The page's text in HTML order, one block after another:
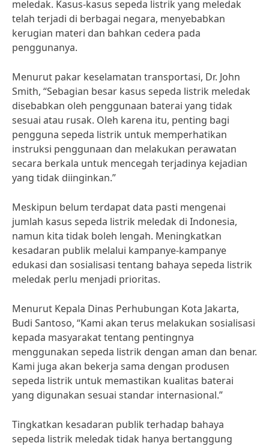
meledak. Kasus-kasus sepeda listrik yang meledak
telah terjadi di berbagai negara, menyebabkan
kerugian materi dan bahkan cedera pada
penggunanya.
Menurut pakar keselamatan transportasi, Dr. John
Smith, “Sebagian besar kasus sepeda listrik meledak
disebabkan oleh penggunaan baterai yang tidak
sesuai atau rusak. Oleh karena itu, penting bagi
pengguna sepeda listrik untuk memperhatikan
instruksi penggunaan dan melakukan perawatan
secara berkala untuk mencegah terjadinya kejadian
yang tidak diinginkan.”
Meskipun belum terdapat data pasti mengenai
jumlah kasus sepeda listrik meledak di Indonesia,
namun kita tidak boleh lengah. Meningkatkan
kesadaran publik melalui kampanye-kampanye
edukasi dan sosialisasi tentang bahaya sepeda listrik
meledak perlu menjadi prioritas.
Menurut Kepala Dinas Perhubungan Kota Jakarta,
Budi Santoso, “Kami akan terus melakukan sosialisasi
kepada masyarakat tentang pentingnya
menggunakan sepeda listrik dengan aman dan benar.
Kami juga akan bekerja sama dengan produsen
sepeda listrik untuk memastikan kualitas baterai
yang digunakan sesuai standar internasional.”
Tingkatkan kesadaran publik terhadap bahaya
sepeda listrik meledak tidak hanya bertanggung